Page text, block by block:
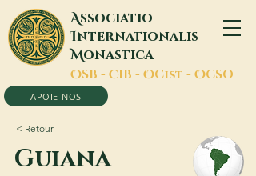
Associatio
Internationalis
Monastica
OSB - CIB - OCist - OCSO
APOIE-NOS
< Retour
Guiana